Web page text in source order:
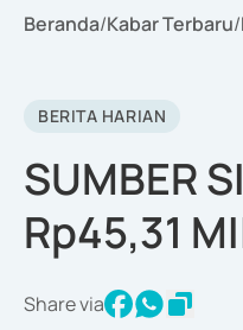
Beranda/Kabar Terbaru/
BERITA HARIAN
SUMBER
Rp45,31
Share via